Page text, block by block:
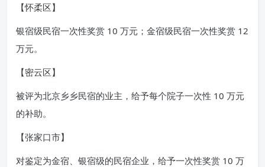
【怀柔区】
银宿级民宿一次性奖赏 10 万元；金宿级民宿一次性奖赏 12
万元。
【密云区】
被评为北京乡乡民宿的业主，给予每个院子一次性 10 万元
的补助。
【张家口市】
对鉴定为金宿、银宿级的民宿企业，给予一次性奖赏 10 万